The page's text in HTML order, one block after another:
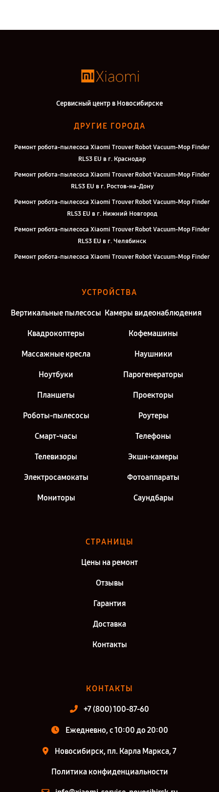
Сервисный центр в Новосибирске
ДРУГИЕ ГОРОДА
Ремонт робота-пылесоса Xiaomi Trouver Robot Vacuum-Mop Finder
RLS3 EU в г. Краснодар
Ремонт робота-пылесоса Xiaomi Trouver Robot Vacuum-Mop Finder
RLS3 EU в г. Ростов-на-Дону
Ремонт робота-пылесоса Xiaomi Trouver Robot Vacuum-Mop Finder
RLS3 EU в г. Нижний Новгород
Ремонт робота-пылесоса Xiaomi Trouver Robot Vacuum-Mop Finder
RLS3 EU в г. Челябинск
Ремонт робота-пылесоса Xiaomi Trouver Robot Vacuum-Mop Finder
RLS3 EU в г. Казань
Ремонт робота-пылесоса Xiaomi Trouver Robot Vacuum-Mop Finder
Ремонт робота-пылесоса Xiaomi Trouver Robot Vacuum-Mop Finder
RLS3 EU в г. Санкт-Петербург
УСТРОЙСТВА
Вертикальные пылесосы Камеры видеонаблюдения
Квадрокоптеры Кофемашины
Массажные кресла Наушники
Ноутбуки Парогенераторы
Планшеты Проекторы
Роботы-пылесосы Роутеры
Смарт-часы Телефоны
Телевизоры Экшн-камеры
Электросамокаты Фотоаппараты
Мониторы Саундбары
СТРАНИЦЫ
Цены на ремонт
Отзывы
Гарантия
Доставка
Контакты
КОНТАКТЫ
+7 (800) 100-87-60
Ежедневно, с 10:00 до 20:00
Новосибирск, пл. Карла Маркса, 7
Политика конфиденциальности